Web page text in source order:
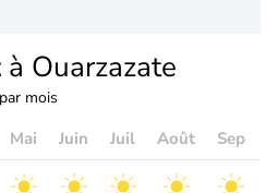
à Ouarzazate
mois
Mai Juin Juil Août Sep